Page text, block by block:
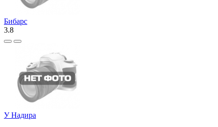
Бибарс
3.8
У Надира